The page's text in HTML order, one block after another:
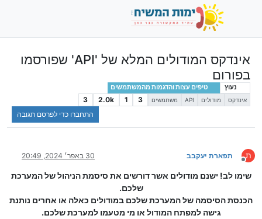
אינדקס המודולים המלא של 'API' שפורסמו
בפורום
נעוץ טיפים עצות והדגמות מהמשתמשים
אינדקס מודולים API משתמשים 3
1
2.0k
3
התחברו כדי לפרסם תגובה
ת
מנותק
תפארת יעקבב 30 באפר׳ 2024, 20:49
שימו לב! ישנם מודולים אשר דורשים את סיסמת הניהול של המערכת
שלכם.
הכנסת הסיסמה של המערכת שלכם במודולים כאלה או אחרים נותנת
גישה למפתח המודול או מי מטעמו למערכת שלכם.